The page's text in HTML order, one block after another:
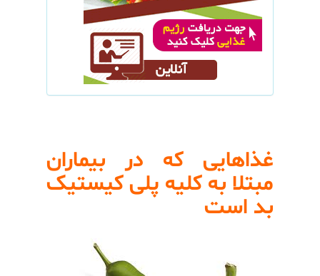
غذاهایی که در بیماران
مبتلا به کلیه پلی کیستیک
بد است